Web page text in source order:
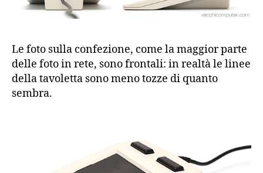
Le foto sulla confezione, come la maggior parte
delle foto in rete, sono frontali: in realtà le linee
della tavoletta sono meno tozze di quanto
sembra.